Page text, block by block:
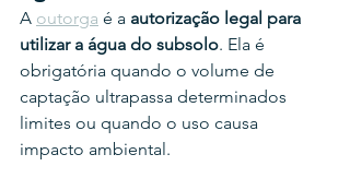
A outorga é a autorização legal para
utilizar a água do subsolo. Ela é
obrigatória quando o volume de
captação ultrapassa determinados
limites ou quando o uso causa
impacto ambiental.